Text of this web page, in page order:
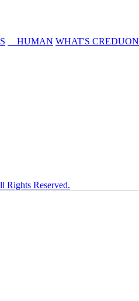
HUMAN WHAT'S CREDUON
Rights Reserved.